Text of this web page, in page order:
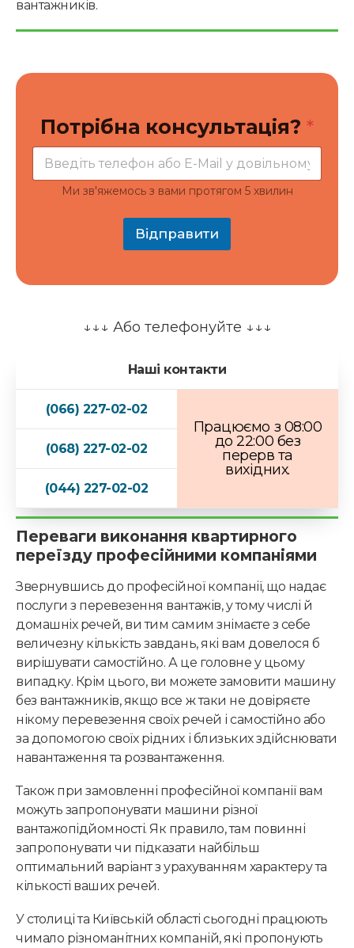
вантажників.
о
н
с
у
л
т
а
ц
я
о
н
у
л
П
о
т
р
і
б
н
а
Потрібна консультація? *
Ми зв'яжемось з вами протягом 5 хвилин
Відправити
↓↓↓ Або телефонуйте ↓↓↓
Наші контакти
(066) 227-02-02
Працюємо з 08:00
до 22:00 без
перерв та
вихідних.
(068) 227-02-02
(044) 227-02-02
Переваги виконання квартирного
переїзду професійними компаніями
Звернувшись до професійної компанії, що надає
послуги з перевезення вантажів, у тому числі й
домашніх речей, ви тим самим знімаєте з себе
величезну кількість завдань, які вам довелося б
вирішувати самостійно. А це головне у цьому
випадку. Крім цього, ви можете замовити машину
без вантажників, якщо все ж таки не довіряєте
нікому перевезення своїх речей і самостійно або
за допомогою своїх рідних і близьких здійснювати
навантаження та розвантаження.
Також при замовленні професійної компанії вам
можуть запропонувати машини різної
вантажопідйомності. Як правило, там повинні
запропонувати чи підказати найбільш
оптимальний варіант з урахуванням характеру та
кількості ваших речей.
У столиці та Київській області сьогодні працюють
чимало різноманітних компаній, які пропонують